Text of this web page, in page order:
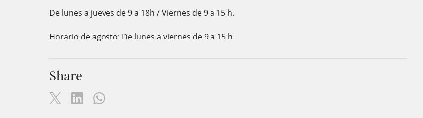
De lunes a jueves de 9 a 18h / Viernes de 9 a 15 h.
Horario de agosto: De lunes a viernes de 9 a 15 h.
Share